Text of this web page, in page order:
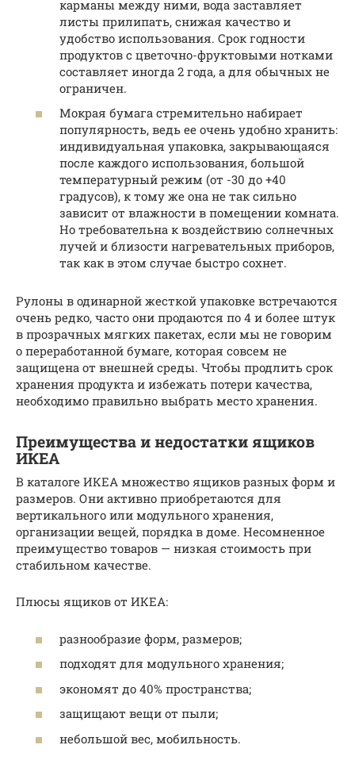
карманы между ними, вода заставляет
листы прилипать, снижая качество и
удобство использования. Срок годности
продуктов с цветочно-фруктовыми нотками
составляет иногда 2 года, а для обычных не
ограничен.
Мокрая бумага стремительно набирает
популярность, ведь ее очень удобно хранить:
индивидуальная упаковка, закрывающаяся
после каждого использования, большой
температурный режим (от -30 до +40
градусов), к тому же она не так сильно
зависит от влажности в помещении комната.
Но требовательна к воздействию солнечных
лучей и близости нагревательных приборов,
так как в этом случае быстро сохнет.
Рулоны в одинарной жесткой упаковке встречаются
очень редко, часто они продаются по 4 и более штук
в прозрачных мягких пакетах, если мы не говорим
о переработанной бумаге, которая совсем не
защищена от внешней среды. Чтобы продлить срок
хранения продукта и избежать потери качества,
необходимо правильно выбрать место хранения.
Преимущества и недостатки ящиков
ИКЕА
В каталоге ИКЕА множество ящиков разных форм и
размеров. Они активно приобретаются для
вертикального или модульного хранения,
организации вещей, порядка в доме. Несомненное
преимущество товаров — низкая стоимость при
стабильном качестве.
Плюсы ящиков от ИКЕА:
разнообразие форм, размеров;
подходят для модульного хранения;
экономят до 40% пространства;
защищают вещи от пыли;
небольшой вес, мобильность.